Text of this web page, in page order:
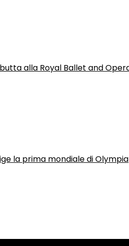
alla Royal Ballet and
la prima mondiale di Olympia